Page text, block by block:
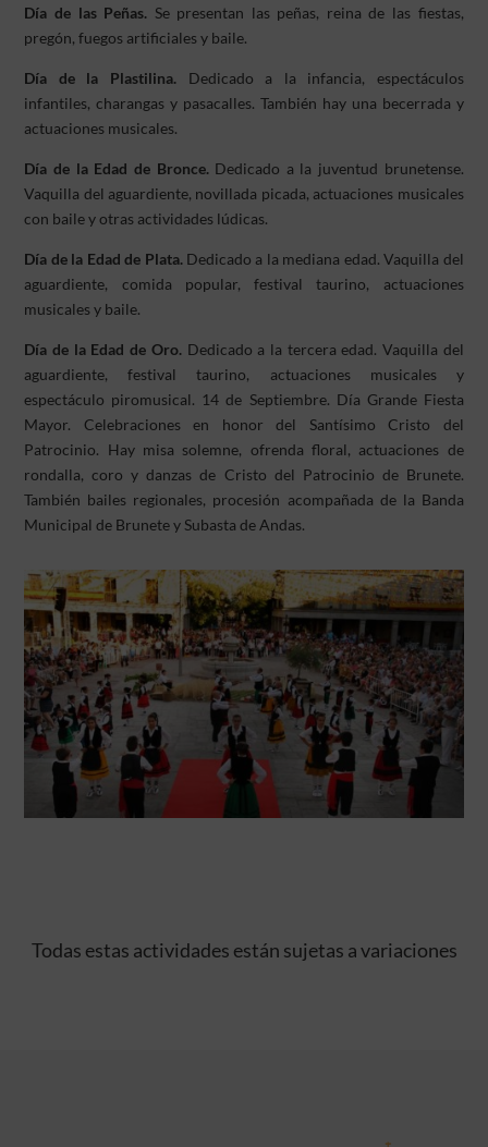
Día de las Peñas. Se presentan las peñas, reina de las fiestas,
pregón, fuegos artificiales y baile.
Día de la Plastilina.Dedicado a la infancia, espectáculos
infantiles, charangas y pasacalles. También hay una becerrada y
actuaciones musicales.
Día de la Edad de Bronce.Dedicado a la juventud brunetense.
Vaquilla del aguardiente, novillada picada, actuaciones musicales
con baile y otras actividades lúdicas.
Día de la Edad de Plata.Dedicado a la mediana edad. Vaquilla del
aguardiente, comida popular, festival taurino, actuaciones
musicales y baile.
Día de la Edad de Oro.Dedicado a la tercera edad. Vaquilla del
aguardiente, festival taurino, actuaciones musicales y
espectáculo piromusical. 14 de Septiembre. Día Grande Fiesta
Mayor. Celebraciones en honor del Santísimo Cristo del
Patrocinio. Hay misa solemne, ofrenda floral, actuaciones de
rondalla, coro y danzas de Cristo del Patrocinio de Brunete.
También bailes regionales, procesión acompañada de la Banda
Municipal de Brunete y Subasta de Andas.
Todas estas actividades están sujetas a variaciones